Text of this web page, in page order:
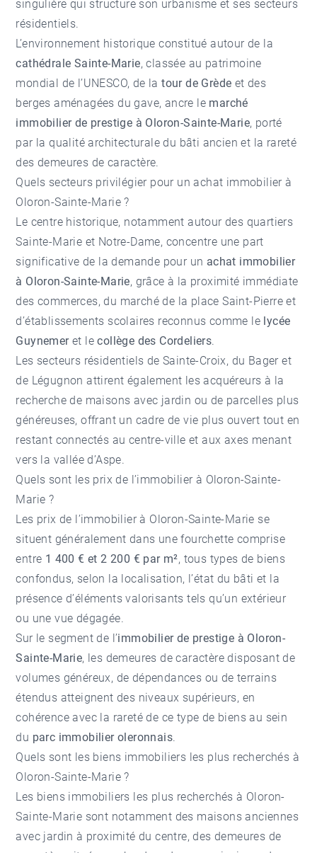
singulière qui structure son urbanisme et ses secteurs
résidentiels.
L’environnement historique constitué autour de la
cathédrale Sainte-Marie, classée au patrimoine
mondial de l’UNESCO, de latour de Grède et des
berges aménagées du gave, ancre le marché
immobilier de prestige à Oloron-Sainte-Marie, porté
par la qualité architecturale du bâti ancien et la rareté
des demeures de caractère.
Quels secteurs privilégier pour un achat immobilier à
Oloron-Sainte-Marie ?
Le centre historique, notamment autour des quartiers
Sainte-Marie et Notre-Dame, concentre une part
significative de la demande pour un achat immobilier
à Oloron-Sainte-Marie, grâce à la proximité immédiate
des commerces, du marché de la place Saint-Pierre et
d’établissements scolaires reconnus comme le lycée
Guynemeret lecollège des Cordeliers.
Les secteurs résidentiels de Sainte-Croix, du Bager et
de Légugnon attirent également les acquéreurs à la
recherche de maisons avec jardin ou de parcelles plus
généreuses, offrant un cadre de vie plus ouvert tout en
restant connectés au centre-ville et aux axes menant
vers la vallée d’Aspe.
Quels sont les prix de l’immobilier à Oloron-Sainte-
Marie ?
Les prix de l’immobilier à Oloron-Sainte-Marie se
situent généralement dans une fourchette comprise
entre 1 400 € et 2 200 € par m², tous types de biens
confondus, selon la localisation, l’état du bâti et la
présence d’éléments valorisants tels qu’un extérieur
ou une vue dégagée.
Sur le segment de l’immobilier de prestige à Oloron-
Sainte-Marie, les demeures de caractère disposant de
volumes généreux, de dépendances ou de terrains
étendus atteignent des niveaux supérieurs, en
cohérence avec la rareté de ce type de biens au sein
du parc immobilier oleronnais.
Quels sont les biens immobiliers les plus recherchés à
Oloron-Sainte-Marie ?
Les biens immobiliers les plus recherchés à Oloron-
Sainte-Marie sont notamment des maisons anciennes
avec jardin à proximité du centre, des demeures de